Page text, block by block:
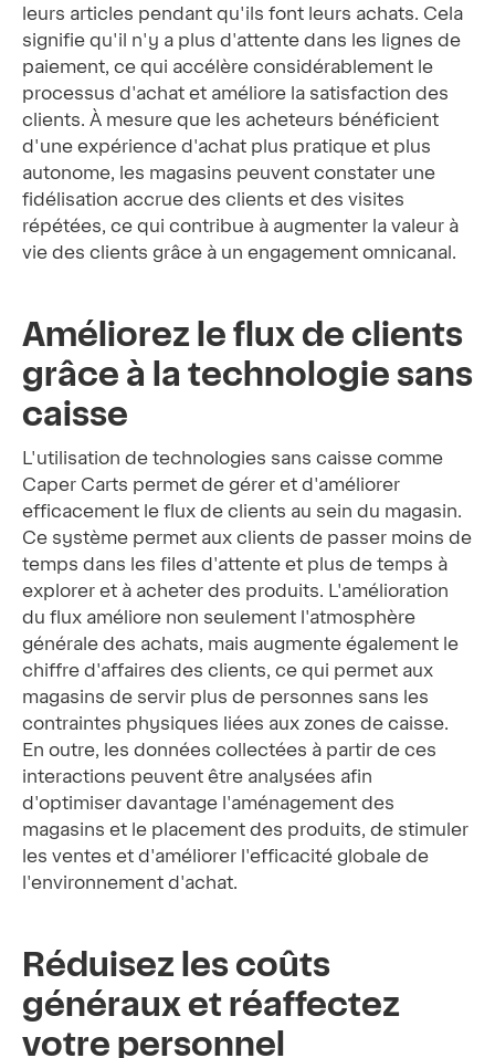
leurs articles pendant qu'ils font leurs achats. Cela
signifie qu'il n'y a plus d'attente dans les lignes de
paiement, ce qui accélère considérablement le
processus d'achat et améliore la satisfaction des
clients. À mesure que les acheteurs bénéficient
d'une expérience d'achat plus pratique et plus
autonome, les magasins peuvent constater une
fidélisation accrue des clients et des visites
répétées, ce qui contribue à augmenter la valeur à
vie des clients grâce à un engagement omnicanal.
Améliorez le flux de clients
grâce à la technologie sans
caisse
L'utilisation de technologies sans caisse comme
Caper Carts permet de gérer et d'améliorer
efficacement le flux de clients au sein du magasin.
Ce système permet aux clients de passer moins de
temps dans les files d'attente et plus de temps à
explorer et à acheter des produits. L'amélioration
du flux améliore non seulement l'atmosphère
générale des achats, mais augmente également le
chiffre d'affaires des clients, ce qui permet aux
magasins de servir plus de personnes sans les
contraintes physiques liées aux zones de caisse.
En outre, les données collectées à partir de ces
interactions peuvent être analysées afin
d'optimiser davantage l'aménagement des
magasins et le placement des produits, de stimuler
les ventes et d'améliorer l'efficacité globale de
l'environnement d'achat.
Réduisez les coûts
généraux et réaffectez
votre personnel